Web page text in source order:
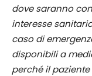
dove saranno
interesse
caso di
disponibili a
perché il